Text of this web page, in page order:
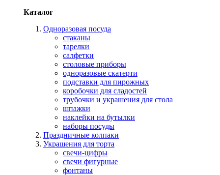
Каталог
Одноразовая посуда
стаканы
тарелки
салфетки
столовые приборы
одноразовые скатерти
подставки для пирожных
коробочки для сладостей
трубочки и украшения для стола
шпажки
наклейки на бутылки
наборы посуды
Праздничные колпаки
Украшения для торта
свечи-цифры
свечи фигурные
фонтаны